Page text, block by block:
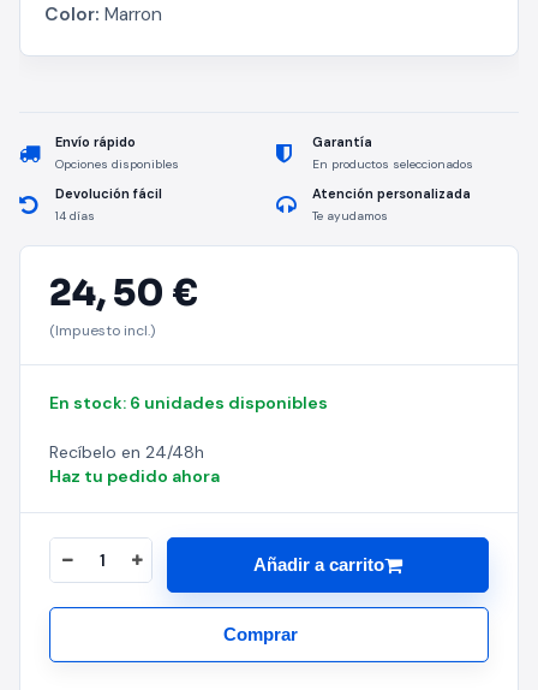
Color: Marron
Envío rápido
Opciones disponibles
Garantía
En productos seleccionados
Devolución fácil
14 días
Atención personalizada
Te ayudamos
24,50 €
(Impuesto incl.)
En stock: 6 unidades disponibles
Recíbelo en 24/48h
Haz tu pedido ahora
Añadir a carrito
Comprar